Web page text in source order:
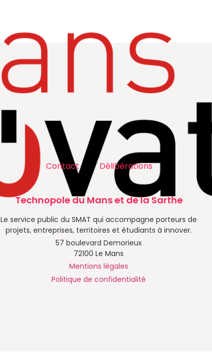
Contact Délibérations
Technopole du Mans et de la Sarthe
Le service public du SMAT qui accompagne porteurs de
projets, entreprises, territoires et étudiants à innover.
57 boulevard Demorieux
72100 Le Mans
Mentions légales
Politique de confidentialité